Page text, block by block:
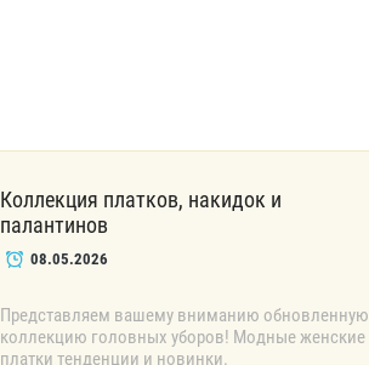
Коллекция платков, накидок и
палантинов
08.05.2026
Представляем вашему вниманию обновленную
коллекцию головных уборов! Модные женские
платки тенденции и новинки.